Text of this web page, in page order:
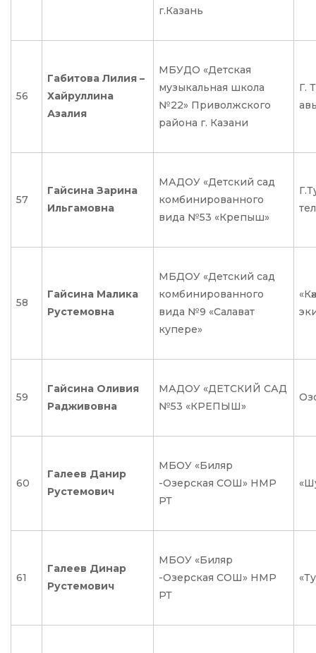
г.Казань
56
Габитова Лилия –
Хайруллина
Азалия
МБУДО «Детская
музыкальная школа
№22» Приволжского
района г. Казани
Г.
57
Гайсина Зарина
Ильгамовна
МАДОУ «Детский сад
комбинированного
вида №53 «Крепыш»
58
Гайсина Малика
Рустемовна
МБДОУ «Детский сад
комбинированного
вида №9 «Салават
купере»
59
Гайсина Оливия
Радживовна
МАДОУ «ДЕТСКИЙ САД
№53 «КРЕПЫШ»
60
Галеев Данир
Рустемович
МБОУ «Биляр
-Озерская СОШ» НМР
РТ
61
Галеев Динар
Рустемович
МБОУ «Биляр
-Озерская СОШ» НМР
РТ